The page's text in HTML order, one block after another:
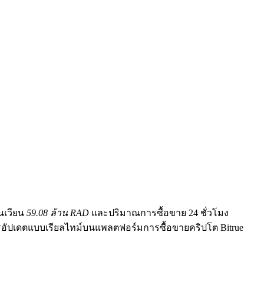
วียน 59.08 ล้าน RAD และปริมาณการซื้อขาย 24 ชั่วโมง
เดตแบบเรียลไทม์บนแพลตฟอร์มการซื้อขายคริปโต Bitrue